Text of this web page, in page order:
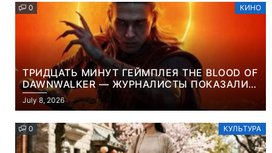
0 КИНО
ТРИДЦАТЬ МИНУТ ГЕЙМПЛЕЯ THE BLOOD OF
DAWNWALKER — ЖУРНАЛИСТЫ ПОКАЗАЛИ
НАЧАЛО НОВОЙ ИГРЫ ОТ ВЕТЕРАНОВ CD
PROJEKT RED
July 8, 2026
0 КУЛЬТУРА